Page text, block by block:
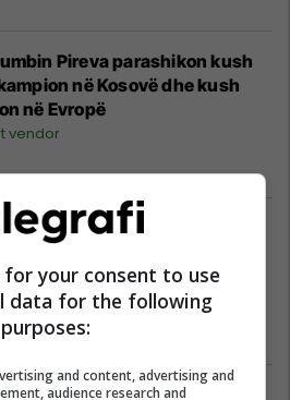
Pireva parashikon kush
në Kosovë dhe kush
në Evropë
vendor
me armë në derë të
për një sms, vdes në spital
nga Shijaku
Inteligjenca Artificiale do ta
for your consent to use
data for the following
purposes:
and content, advertising and
audience research and